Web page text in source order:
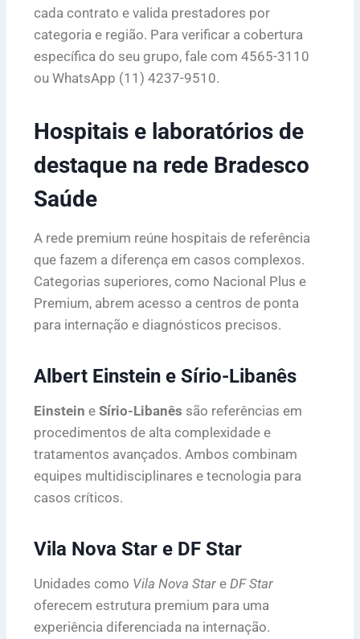
cada contrato e valida prestadores por
categoria e região. Para verificar a cobertura
específica do seu grupo, fale com 4565-3110
ou WhatsApp (11) 4237-9510.
Hospitais e laboratórios de
destaque na rede Bradesco
Saúde
A rede premium reúne hospitais de referência
que fazem a diferença em casos complexos.
Categorias superiores, como Nacional Plus e
Premium, abrem acesso a centros de ponta
para internação e diagnósticos precisos.
Albert Einstein e Sírio-Libanês
Einstein e Sírio-Libanês são referências em
procedimentos de alta complexidade e
tratamentos avançados. Ambos combinam
equipes multidisciplinares e tecnologia para
casos críticos.
Vila Nova Star e DF Star
Unidades como Vila Nova Star e DF Star
oferecem estrutura premium para uma
experiência diferenciada na internação.